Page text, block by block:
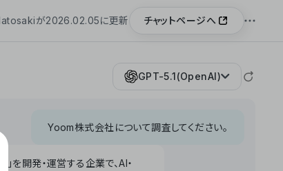
が2026.02.05に更新 チャットページへ
GPT-5.1(OpenAI)
Yoom株式会社について調査してください。
を開発・運営する企業で、AI・